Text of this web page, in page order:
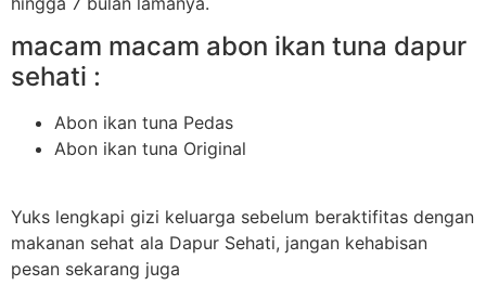
macam macam abon ikan tuna dapur
sehati :
Abon ikan tuna Pedas
Abon ikan tuna Original
Yuks lengkapi gizi keluarga sebelum beraktifitas dengan
makanan sehat ala Dapur Sehati, jangan kehabisan
pesan sekarang juga